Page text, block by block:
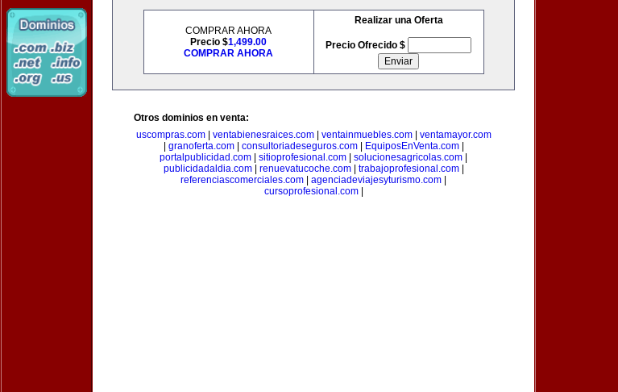
COMPRAR AHORA
Precio $1,499.00
COMPRAR AHORA
Realizar una Oferta
Precio Ofrecido $
Otros dominios en venta:
uscompras.com| ventabienesraices.com| ventainmuebles.com| ventamayor.com
granoferta.com| consultoriadeseguros.com| EquiposEnVenta.com|
portalpublicidad.com
sitioprofesional.com solucionesagricolas.com
publicidadaldia.com| renuevatucoche.com| trabajoprofesional.com|
referenciascomerciales.com
agenciadeviajesyturismo.com
cursoprofesional.com|